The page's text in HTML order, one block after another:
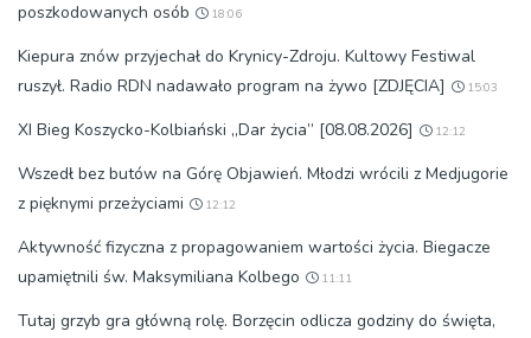
poszkodowanych osób
18:06
Kiepura znów przyjechał do Krynicy-Zdroju. Kultowy Festiwal
ruszył. Radio RDN nadawało program na żywo [ZDJĘCIA]
15:03
XI Bieg Koszycko-Kolbiański „Dar życia” [08.08.2026] 12:12
Wszedł bez butów na Górę Objawień. Młodzi wrócili z Medjugorie
z pięknymi przeżyciami
12:12
Aktywność fizyczna z propagowaniem wartości życia. Biegacze
upamiętnili św. Maksymiliana Kolbego
11:11
Tutaj grzyb gra główną rolę. Borzęcin odlicza godziny do święta,